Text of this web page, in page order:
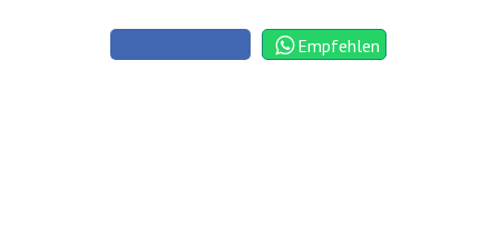
Empfehlen